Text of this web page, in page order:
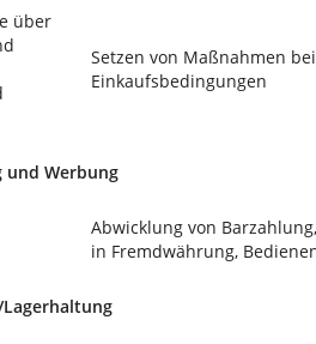
über
Setzen von Maßnahmen
Einkaufsbedingungen
und Werbung
Abwicklung von
in Fremdwährung,